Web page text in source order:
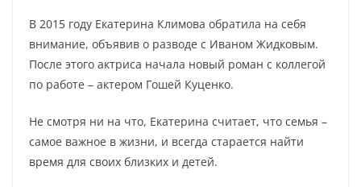
В 2015 году Екатерина Климова обратила на себя
внимание, объявив о разводе с Иваном Жидковым.
После этого актриса начала новый роман с коллегой
по работе – актером Гошей Куценко.
Не смотря ни на что, Екатерина считает, что семья –
самое важное в жизни, и всегда старается найти
время для своих близких и детей.